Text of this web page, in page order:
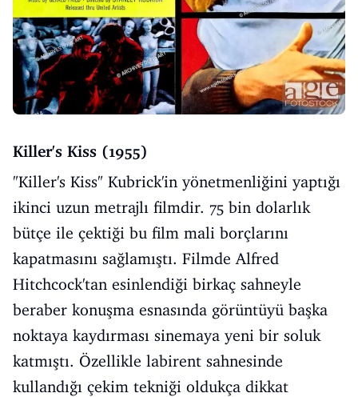
Killer's Kiss (1955)
"Killer's Kiss" Kubrick'in yönetmenliğini yaptığı
ikinci uzun metrajlı filmdir. 75 bin dolarlık
bütçe ile çektiği bu film mali borçlarını
kapatmasını sağlamıştı. Filmde Alfred
Hitchcock'tan esinlendiği birkaç sahneyle
beraber konuşma esnasında görüntüyü başka
noktaya kaydırması sinemaya yeni bir soluk
katmıştı. Özellikle labirent sahnesinde
kullandığı çekim tekniği oldukça dikkat